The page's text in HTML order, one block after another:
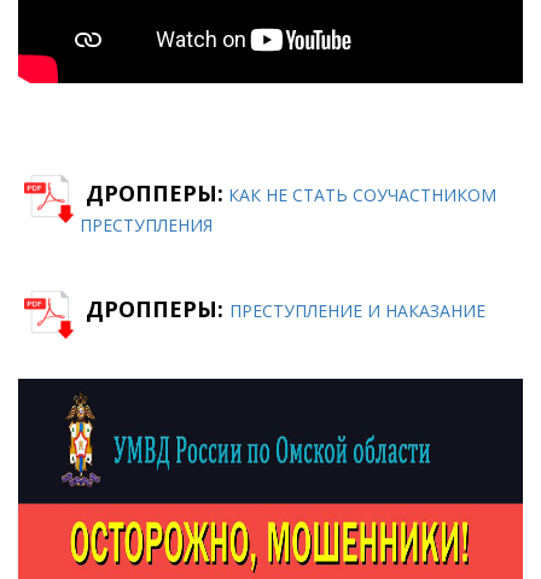
ДРОППЕРЫ: КАК НЕ СТАТЬ СОУЧАСТНИКОМ
ПРЕСТУПЛЕНИЯ
ДРОППЕРЫ: ПРЕСТУПЛЕНИЕ И НАКАЗАНИЕ